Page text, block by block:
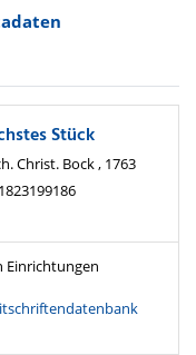
Stück
Christ. Bock , 1763
Einrichtungen